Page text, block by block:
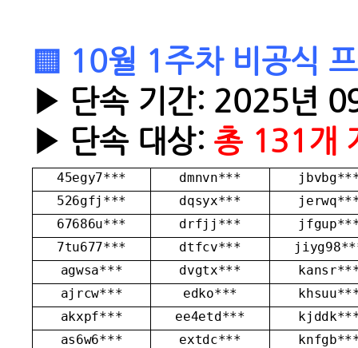
▒ 10월 1주차 비공식
▶ 단속 기간: 2025년
▶ 단속 대상: 총 131개
45egy7*** dmnvn***
526gfj***
dqsyx***
67686u***
drfjj***
7tu677***
dtfcv***
agwsa***
dvgtx***
ajrcw***
edko***
akxpf***
ee4etd***
as6w6***
extdc***